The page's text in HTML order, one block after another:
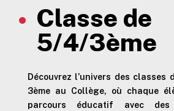
Classe de
5/4/3ème
Découvrez l’univers des classes
3ème au Collège, où chaque
parcours éducatif avec